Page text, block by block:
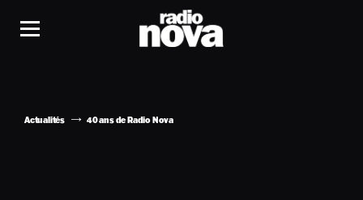
Actualités 40 ans de Radio Nova